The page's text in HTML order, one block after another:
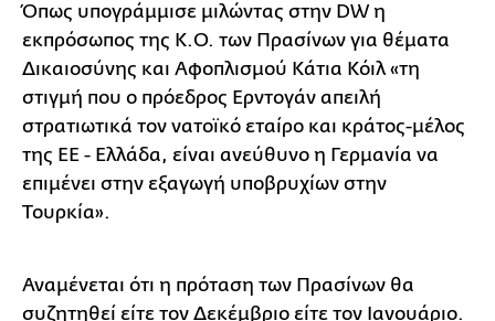
Όπως υπογράμμισε μιλώντας στην DW η
εκπρόσωπος της Κ.Ο. των Πρασίνων για θέματα
Δικαιοσύνης και Αφοπλισμού Κάτια Κόιλ «τη
στιγμή που ο πρόεδρος Ερντογάν απειλή
στρατιωτικά τον νατοϊκό εταίρο και κράτος-μέλος
της ΕΕ - Ελλάδα, είναι ανεύθυνο η Γερμανία να
επιμένει στην εξαγωγή υποβρυχίων στην
Τουρκία».
Αναμένεται ότι η πρόταση των Πρασίνων θα
συζητηθεί είτε τον Δεκέμβριο είτε τον Ιανουάριο.